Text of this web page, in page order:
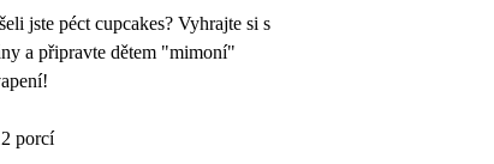
jste péct cupcakes? Vyhrajte si s
a připravte dětem "mimoní"
porcí